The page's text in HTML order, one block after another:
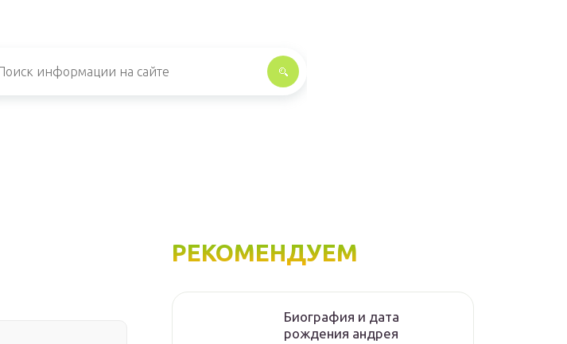
РЕКОМЕНДУЕМ
Биография и дата
рождения андрея